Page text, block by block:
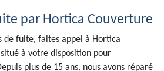
par Hortica Couverture
de fuite, faites appel à Hortica
à votre disposition pour
plus de 15 ans, nous avons réparé